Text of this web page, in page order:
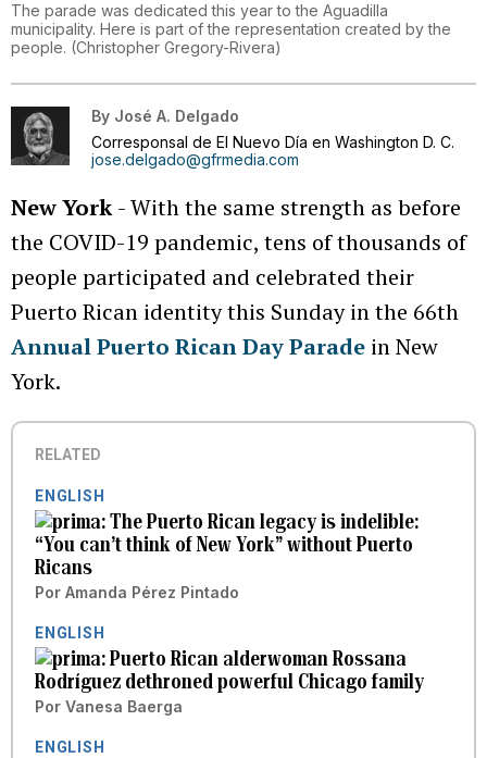
The parade was dedicated this year to the Aguadilla
municipality. Here is part of the representation created by the
people. (Christopher Gregory-Rivera)
By José A. Delgado
Corresponsal de El Nuevo Día en Washington D. C.
jose.delgado@gfrmedia.com
New York- With the same strength as before
the COVID-19 pandemic, tens of thousands of
people participated and celebrated their
Puerto Rican identity this Sunday in the 66th
Annual Puerto Rican Day Parade in New
York.
RELATED
ENGLISH
The Puerto Rican legacy is indelible:
“You can’t think of New York” without Puerto
Ricans
Por Amanda Pérez Pintado
ENGLISH
Puerto Rican alderwoman Rossana
Rodríguez dethroned powerful Chicago family
Por Vanesa Baerga
ENGLISH